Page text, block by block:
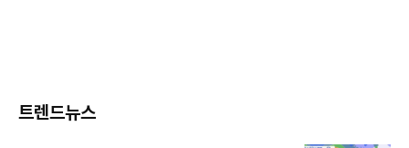
트렌드뉴스